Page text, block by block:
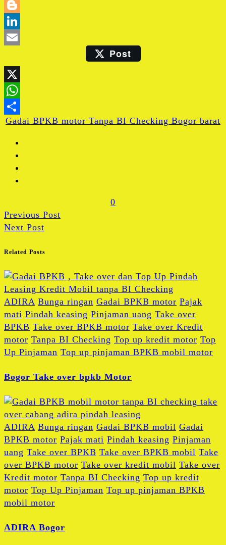
Email Post
Share
Gadai BPKB motor Tanpa BI Checking Bogor barat
0
Previous Post
Next Post
Related Posts
ADIRA Bunga ringan Gadai BPKB motor Pajak
mati Pindah keasing Pinjaman uang Take over
BPKB Take over BPKB motor Take over Kredit
motor Tanpa BI Checking Top up kredit motor Top
Up Pinjaman Top up pinjaman BPKB mobil motor
Bogor Take over bpkb Motor
ADIRA Bunga ringan Gadai BPKB mobil Gadai
BPKB motor Pajak mati Pindah keasing Pinjaman
uang Take over BPKB Take over BPKB mobil Take
over BPKB motor Take over kredit mobil Take over
Kredit motor Tanpa BI Checking Top up kredit
motor Top Up Pinjaman Top up pinjaman BPKB
mobil motor
ADIRA Bogor